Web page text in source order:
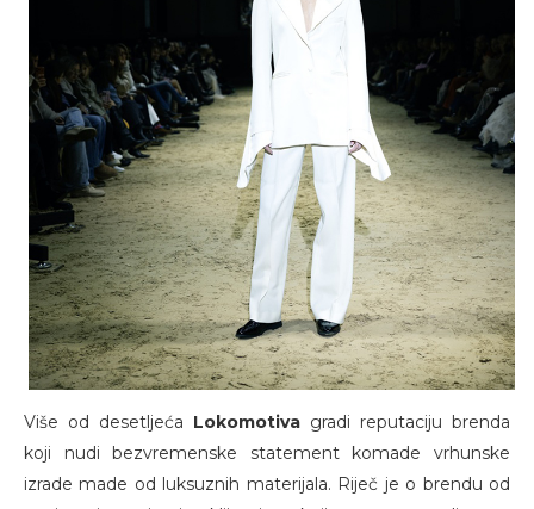
Više od desetljeća Lokomotiva gradi reputaciju brenda
koji nudi bezvremenske statement komade vrhunske
izrade made od luksuznih materijala. Riječ je o brendu od